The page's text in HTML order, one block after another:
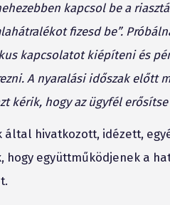
kapcsol be a
fizesd be”.
kapcsolatot kiépíteni és
A nyaralási időszak előtt
kérik, hogy az ügyfél
által hivatkozott, idézett,
hogy együttműködjenek a